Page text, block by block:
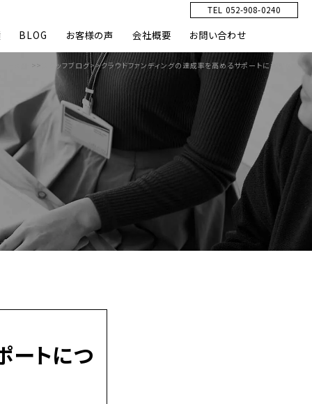
BLOG お客様の声 会社概要 お問い合わせ
TEL 052-908-0240
スタッフブログ>>クラウドファンディングの達成率を高めるサポートについて
ートにつ